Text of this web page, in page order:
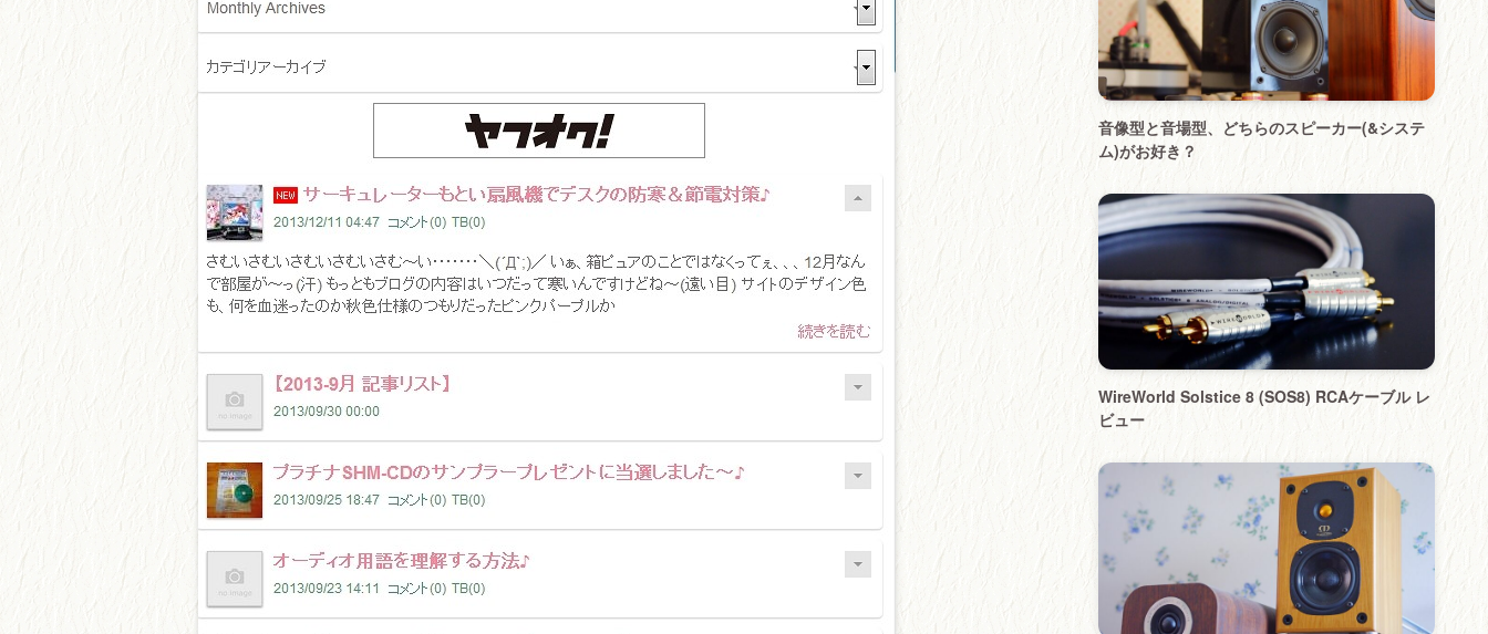
音像型と音場型、どちらのスピーカー(&システ
ム)がお好き？
WireWorld Solstice 8 (SOS8) RCAケーブル レ
ビュー